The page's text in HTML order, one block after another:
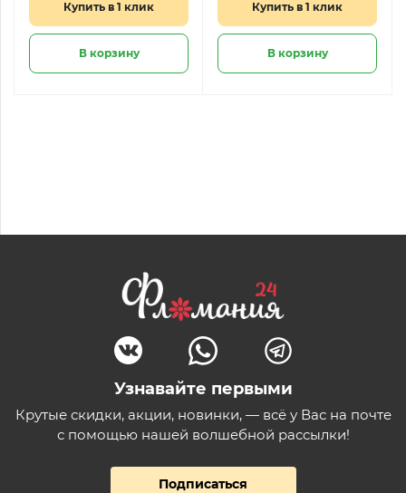
Купить в 1 клик
В корзину
Купить в 1 клик
В корзину
Узнавайте первыми
Крутые скидки, акции, новинки, — всё у Вас на почте
с помощью нашей волшебной рассылки!
Подписаться